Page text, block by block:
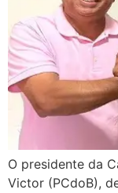
O presidente da
Victor (PCdoB),